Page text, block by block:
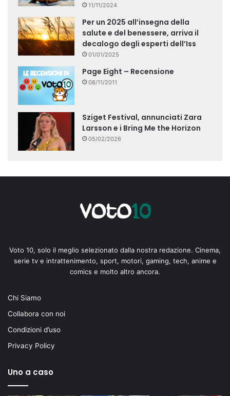
11/11/2024
Per un 2025 all’insegna della
salute e del benessere, arriva il
decalogo degli esperti dell’Iss
01/01/2025
Page Eight – Recensione
08/11/2011
Sziget Festival, annunciati Zara
Larsson e i Bring Me the Horizon
05/02/2026
Voto 10, solo il meglio selezionato dalla nostra redazione. Cinema,
serie tv e intrattenimento, sport, motori, gaming, tech, anime e
comics e molto altro ancora.
Chi Siamo
Collabora con noi
Condizioni d’uso
Privacy Policy
Uno a caso